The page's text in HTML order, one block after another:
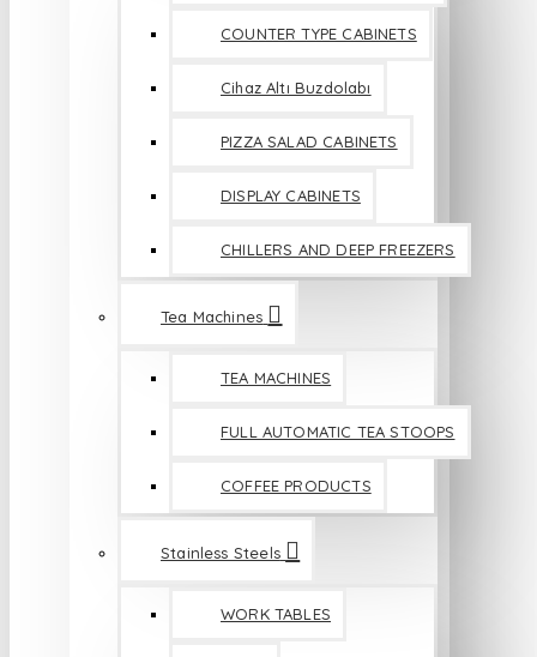
COUNTER TYPE CABINETS
Cihaz Altı Buzdolabı
PIZZA SALAD CABINETS
DISPLAY CABINETS
CHILLERS AND DEEP FREEZERS
Tea Machines
TEA MACHINES
FULL AUTOMATIC TEA STOOPS
COFFEE PRODUCTS
Stainless Steels
WORK TABLES